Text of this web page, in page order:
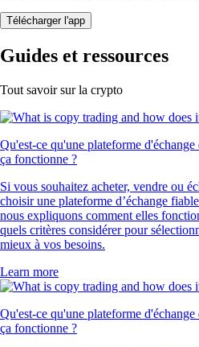
Télécharger l'app
Guides et ressources
Tout savoir sur la crypto
Qu'est-ce qu'une plateforme
ça fonctionne ?
Si vous souhaitez acheter, vendre ou
choisir une plateforme d’échange
nous expliquons comment elles
quels critères considérer pour
mieux à vos besoins.
Learn more
Qu'est-ce qu'une plateforme
ça fonctionne ?